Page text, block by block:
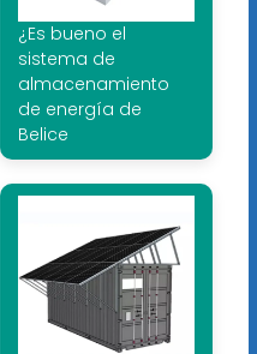
¿Es bueno el
sistema de
almacenamiento
de energía de
Belice